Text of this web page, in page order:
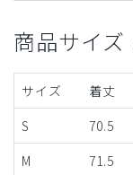
商品サイズ
サイズ 着丈
S
70.5
M
71.5